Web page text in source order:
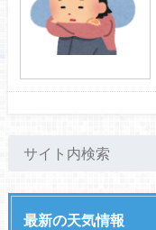
最新の天気情報